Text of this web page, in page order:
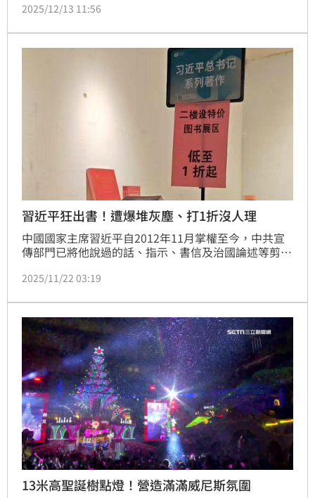
租金或生意因素。
2025/12/13 11:56
習近平狂出書！遭爆堆灰塵、打1折沒人理
中國國家主席習近平自2012年11月掌權至今，中共宣
傳部門已將他說過的話、指示、書信及治國論述等剪輯
出，習近平的著作在一些書店裡，即使掛上「低至1折
2025/11/22 03:19
13米高聖誕樹點燈！營造滿滿威尼斯氛圍